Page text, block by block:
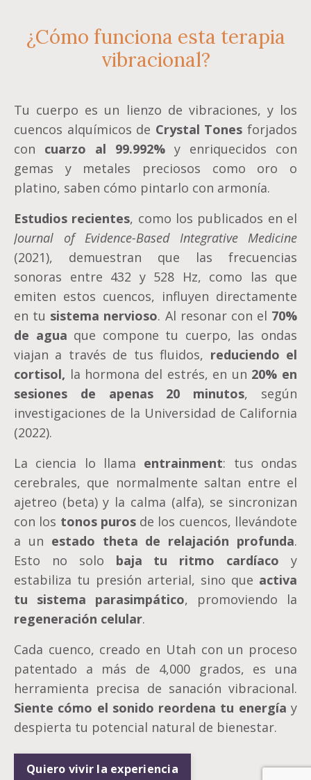
¿Cómo funciona esta terapia
vibracional?
Tu cuerpo es un lienzo de vibraciones, y los
cuencos alquímicos de Crystal Tones forjados
con cuarzo al 99.992% y enriquecidos con
gemas y metales preciosos como oro o
platino, saben cómo pintarlo con armonía.
Estudios recientes, como los publicados en el
Journal of Evidence-Based Integrative Medicine
(2021), demuestran que las frecuencias
sonoras entre 432 y 528 Hz, como las que
emiten estos cuencos, influyen directamente
en tu sistema nervioso. Al resonar con el 70%
de agua que compone tu cuerpo, las ondas
viajan a través de tus fluidos, reduciendo el
cortisol, la hormona del estrés, en un 20% en
sesiones de apenas 20 minutos, según
investigaciones de la Universidad de California
(2022).
La ciencia lo llama entrainment: tus ondas
cerebrales, que normalmente saltan entre el
ajetreo (beta) y la calma (alfa), se sincronizan
con los tonos purosde los cuencos, llevándote
a un estado theta de relajación profunda.
Esto no solo baja tu ritmo cardíaco y
estabiliza tu presión arterial, sino que activa
tu sistema parasimpático, promoviendo la
regeneración celular.
Cada cuenco, creado en Utah con un proceso
patentado a más de 4,000 grados, es una
herramienta precisa de sanación vibracional.
Siente cómo el sonido reordena tu energía y
despierta tu potencial natural de bienestar.
Quiero vivir la experiencia